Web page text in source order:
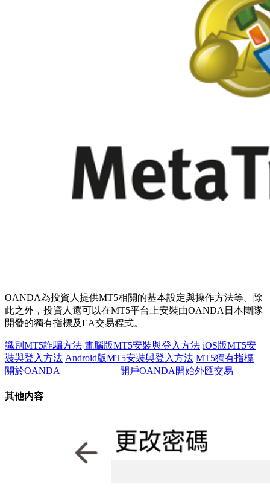
OANDA為投資人提供MT5相關的基本設定與操作方法等。除
此之外，投資人還可以在MT5平台上安裝由OANDA日本團隊
開發的獨有指標及EA交易程式。
識別MT5詐騙方法 電腦版MT5安裝與登入方法 iOS版MT5安
裝與登入方法 Android版MT5安裝與登入方法 MT5獨有指標
關於OANDA
開戶OANDA開始外匯交易
其他内容